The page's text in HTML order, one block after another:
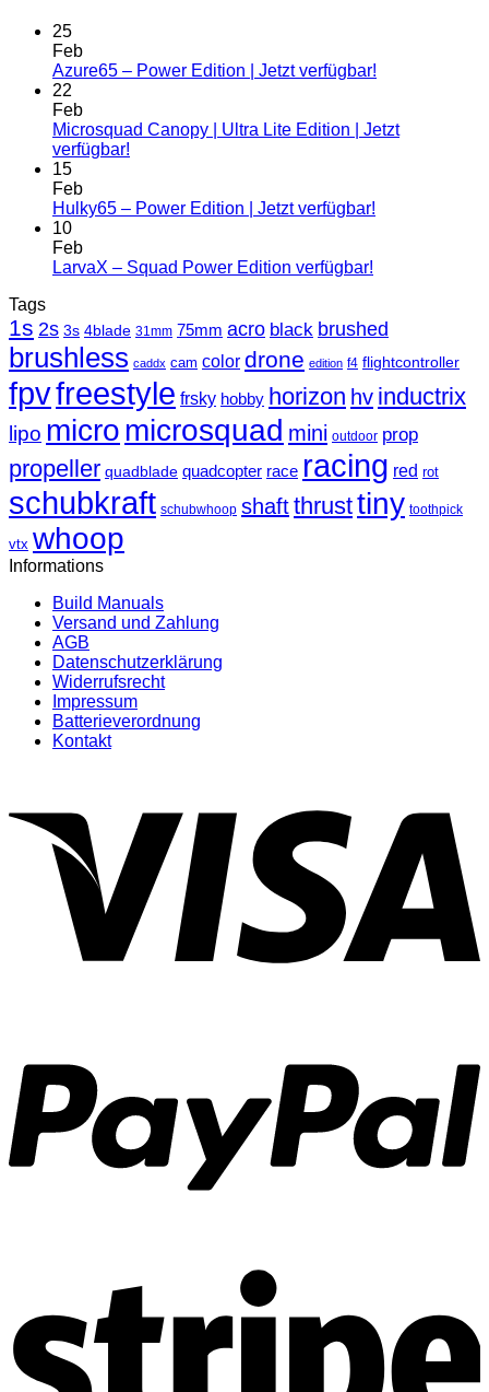
25
Feb
Azure65 – Power Edition | Jetzt verfügbar!
22
Feb
Microsquad Canopy | Ultra Lite Edition | Jetzt
verfügbar!
15
Feb
Hulky65 – Power Edition | Jetzt verfügbar!
10
Feb
LarvaX – Squad Power Edition verfügbar!
Tags
1s 2s 3s 4blade 31mm 75mm acro black brushed
brushless caddx cam color drone edition f4 flightcontroller
fpvfreestyle frsky hobby horizon hv inductrix
lipo micromicrosquad mini outdoor prop
propeller quadblade quadcopter race racing red rot
schubkraft schubwhoop shaftthrusttiny toothpick
vtx whoop
Informations
Build Manuals
Versand und Zahlung
AGB
Datenschutzerklärung
Widerrufsrecht
Impressum
Batterieverordnung
Kontakt